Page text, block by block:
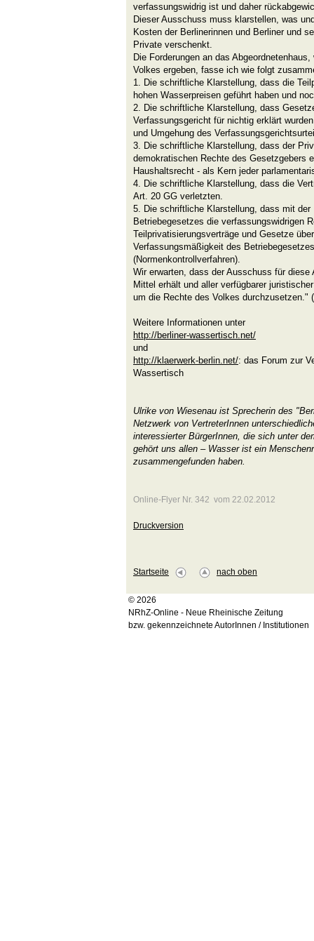
verfassungswidrig ist und daher
Dieser Ausschuss muss klarstellen, was
Kosten der Berlinerinnen und Berliner und
Private verschenkt.
Die Forderungen an das
Volkes ergeben, fasse ich wie folgt
1. Die schriftliche Klarstellung, dass die
hohen Wasserpreisen geführt haben und
2. Die schriftliche Klarstellung, dass
Verfassungsgericht für nichtig erklärt
und Umgehung des
3. Die schriftliche Klarstellung, dass der
demokratischen Rechte des Gesetzgebers
Haushaltsrecht - als Kern jeder
4. Die schriftliche Klarstellung, dass die
Art. 20 GG verletzten.
5. Die schriftliche Klarstellung, dass mit der
Betriebegesetzes die verfassungswidrigen
Teilprivatisierungsverträge und Gesetze
Verfassungsmäßigkeit des
(Normenkontrollverfahren).
Wir erwarten, dass der Ausschuss für diese
Mittel erhält und aller verfügbarer
um die Rechte des Volkes durchzusetzen."
Weitere Informationen unter
http://berliner-wassertisch.net/
und
http://klaerwerk-berlin.net/: das Forum zur
Wassertisch
Ulrike von Wiesenau ist Sprecherin des
Netzwerk von VertreterInnen
interessierter BürgerInnen, die sich unter
gehört uns allen – Wasser ist ein
zusammengefunden haben.
Online-Flyer Nr. 342 vom 22.02.2012
Druckversion
Startseite nach oben
© 2026
NRhZ-Online - Neue Rheinische Zeitung
bzw. gekennzeichnete AutorInnen / Institutionen